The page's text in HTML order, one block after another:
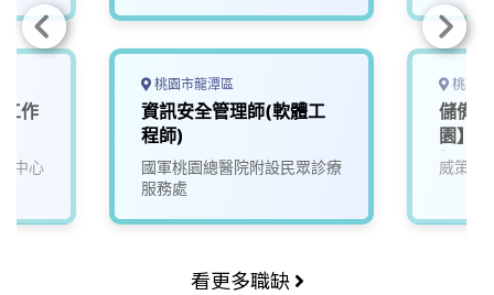
作
中心
桃園市龍潭區
資訊安全管理師(軟體工
程師)
國軍桃園總醫院附設民眾診療
服務處
桃園
儲備
園】_
經驗
威策電
看更多職缺